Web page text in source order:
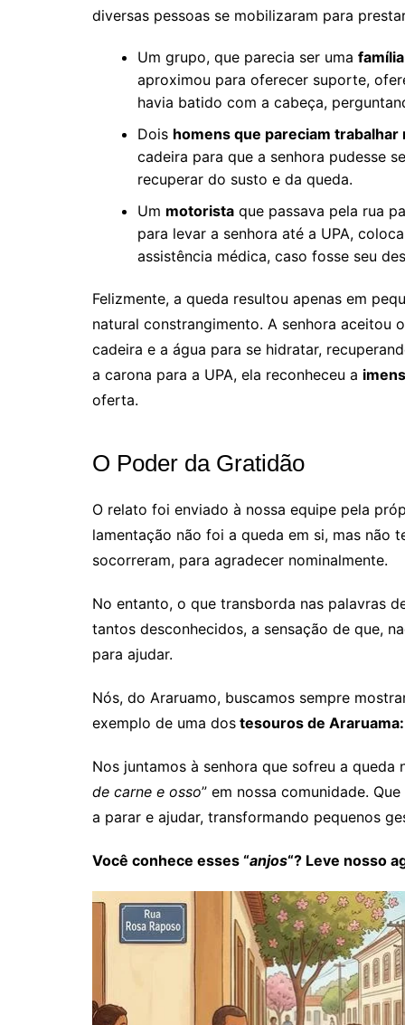
diversas pessoas se mobilizaram para
Um grupo, que parecia ser uma família
aproximou para oferecer suporte,
havia batido com a cabeça,
Dois homens que pareciam trabalhar
cadeira para que a senhora pudesse
recuperar do susto e da queda.
Um motorista que passava pela rua
para levar a senhora até a UPA,
assistência médica, caso fosse seu
Felizmente, a queda resultou apenas em
natural constrangimento. A senhora aceitou
cadeira e a água para se hidratar,
a carona para a UPA, ela reconheceu a
oferta.
O Poder da Gratidão
O relato foi enviado à nossa equipe pela
lamentação não foi a queda em si, mas não
socorreram, para agradecer nominalmente.
No entanto, o que transborda nas palavras
tantos desconhecidos, a sensação de que,
para ajudar.
Nós, do Araruamo, buscamos sempre
exemplo de uma dos tesouros de
Nos juntamos à senhora que sofreu a queda
de carne e osso” em nossa comunidade.
a parar e ajudar, transformando pequenos
Você conhece esses “anjos“? Leve nosso